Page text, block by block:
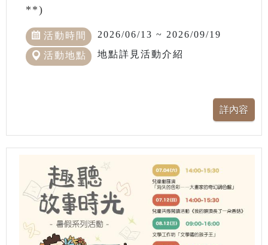
**)
活動時間 2026/06/13 ~ 2026/09/19
活動地點 地點詳見活動介紹